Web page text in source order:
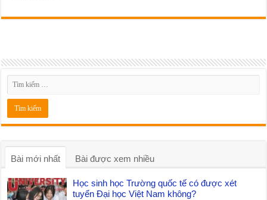
Bài mới nhất Bài được xem nhiều
Học sinh học Trường quốc tế có được xét
tuyển Đại học Việt Nam không?